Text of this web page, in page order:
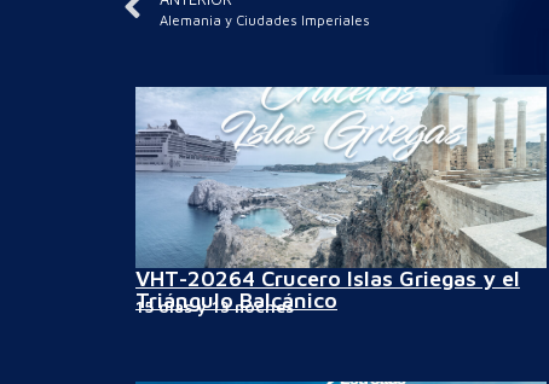
Alemania y Ciudades Imperiales
VHT-20264 Crucero Islas Griegas y el
Triángulo Balcánico
15 días y 13 noches